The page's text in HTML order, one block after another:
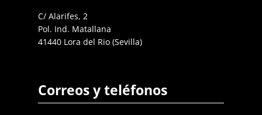
C/ Alarifes, 2
Pol. Ind. Matallana
41440 Lora del Rio (Sevilla)
Correos y teléfonos